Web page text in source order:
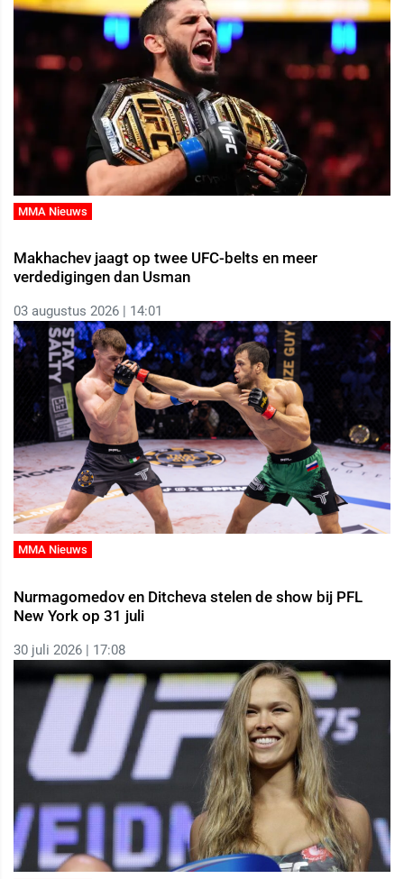
MMA Nieuws
Makhachev jaagt op twee UFC-belts en meer
verdedigingen dan Usman
03 augustus 2026 | 14:01
MMA Nieuws
Nurmagomedov en Ditcheva stelen de show bij PFL
New York op 31 juli
30 juli 2026 | 17:08